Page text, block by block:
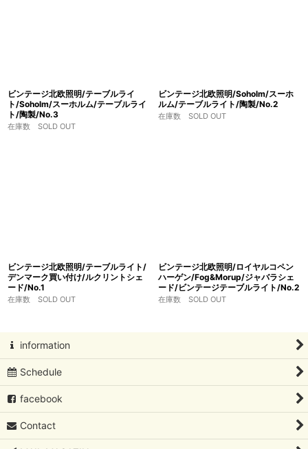
ビンテージ北欧照明/テーブルライ
ト/Soholm/スーホルム/テーブルライ
ト/陶製/No.3
在庫数 SOLD OUT
ビンテージ北欧照明/Soholm/スーホ
ルム/テーブルライト/陶製/No.2
在庫数 SOLD OUT
ビンテージ北欧照明/テーブルライト/
デンマーク買い付け/ルクリントシェ
ード/No.1
在庫数 SOLD OUT
ビンテージ北欧照明/ロイヤルコペン
ハーゲン/Fog&Morup/ジャバラシェ
ード/ビンテージテーブルライト/No.2
在庫数 SOLD OUT
information
Schedule
facebook
Contact